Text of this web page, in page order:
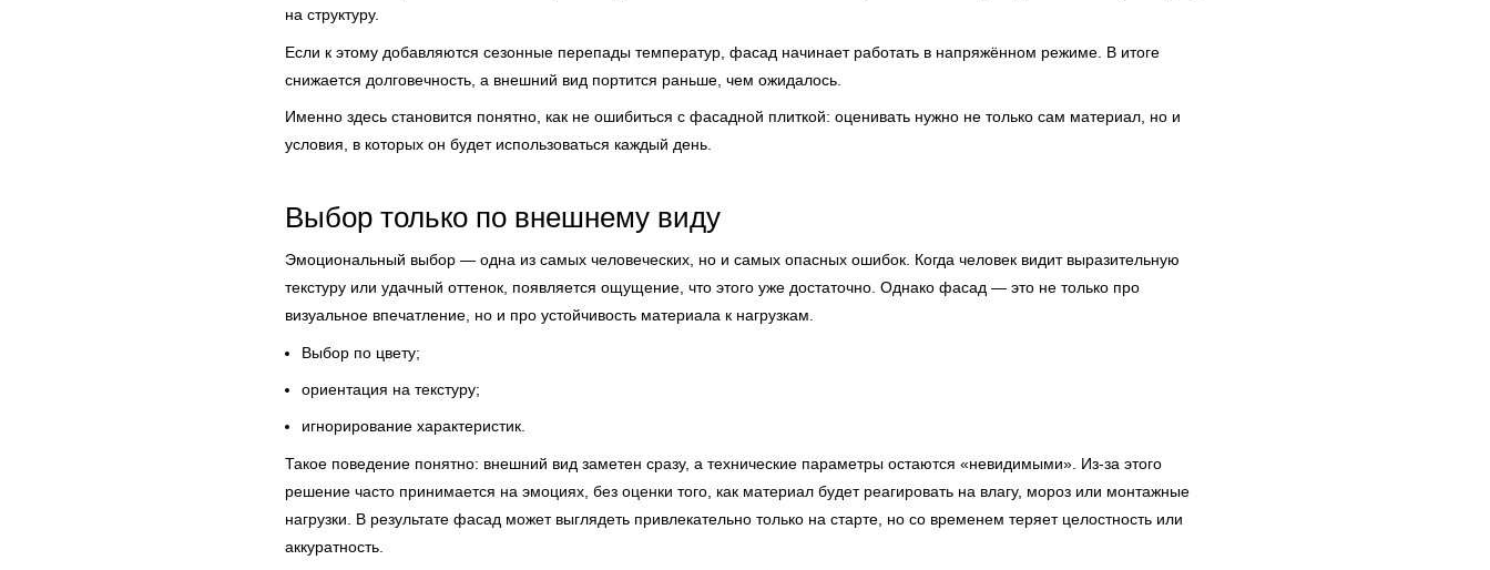
на структуру.
Если к этому добавляются сезонные перепады температур, фасад начинает работать в напряжённом режиме. В итоге
снижается долговечность, а внешний вид портится раньше, чем ожидалось.
Именно здесь становится понятно, как не ошибиться с фасадной плиткой: оценивать нужно не только сам материал, но и
условия, в которых он будет использоваться каждый день.
Выбор только по внешнему виду
Эмоциональный выбор — одна из самых человеческих, но и самых опасных ошибок. Когда человек видит выразительную
текстуру или удачный оттенок, появляется ощущение, что этого уже достаточно. Однако фасад — это не только про
визуальное впечатление, но и про устойчивость материала к нагрузкам.
Выбор по цвету;
ориентация на текстуру;
игнорирование характеристик.
Такое поведение понятно: внешний вид заметен сразу, а технические параметры остаются «невидимыми». Из-за этого
решение часто принимается на эмоциях, без оценки того, как материал будет реагировать на влагу, мороз или монтажные
нагрузки. В результате фасад может выглядеть привлекательно только на старте, но со временем теряет целостность или
аккуратность.